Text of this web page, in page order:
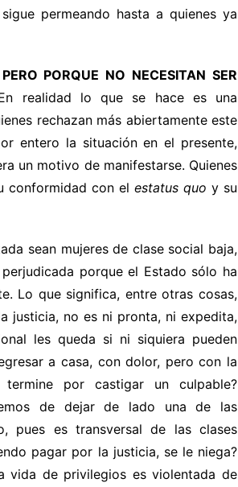
permeando hasta a quienes ya
PERO PORQUE NO NECESITAN SER
realidad lo que se hace es una
rechazan más abiertamente este
entero la situación en el presente,
un motivo de manifestarse. Quienes
conformidad con el estatus quo y su
sean mujeres de clase social baja,
porque el Estado sólo ha
Lo que significa, entre otras cosas,
justicia, no es ni pronta, ni expedita,
les queda si ni siquiera pueden
a casa, con dolor, pero con la
por castigar un culpable?
de dejar de lado una de las
pues es transversal de las clases
pagar por la justicia, se le niega?
vida de privilegios es violentada de